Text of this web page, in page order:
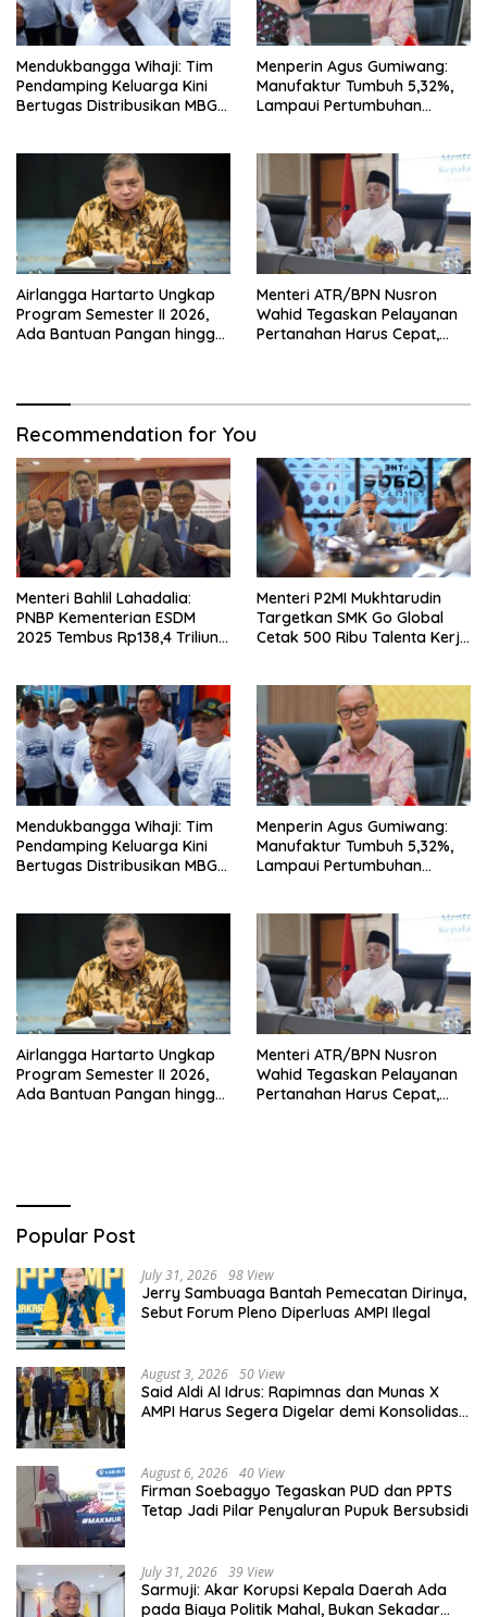
Mendukbangga Wihaji: Tim
Pendamping Keluarga Kini
Bertugas Distribusikan MBG
Menperin Agus Gumiwang:
Manufaktur Tumbuh 5,32%,
Lampaui Pertumbuhan
Airlangga Hartarto Ungkap
Program Semester II 2026,
Ada Bantuan Pangan hingga
Menteri ATR/BPN Nusron
Wahid Tegaskan Pelayanan
Pertanahan Harus Cepat,
Recommendation for You
Menteri Bahlil Lahadalia:
PNBP Kementerian ESDM
2025 Tembus Rp138,4 Triliun,
Menteri P2MI Mukhtarudin
Targetkan SMK Go Global
Cetak 500 Ribu Talenta Kerja
Mendukbangga Wihaji: Tim
Pendamping Keluarga Kini
Bertugas Distribusikan MBG
Menperin Agus Gumiwang:
Manufaktur Tumbuh 5,32%,
Lampaui Pertumbuhan
Airlangga Hartarto Ungkap
Program Semester II 2026,
Ada Bantuan Pangan hingga
Menteri ATR/BPN Nusron
Wahid Tegaskan Pelayanan
Pertanahan Harus Cepat,
Popular Post
July 31, 2026 98 View
Jerry Sambuaga Bantah Pemecatan Dirinya,
Sebut Forum Pleno Diperluas AMPI Ilegal
August 3, 2026 50 View
Said Aldi Al Idrus: Rapimnas dan Munas X
AMPI Harus Segera Digelar demi Konsolidasi
August 6, 2026 40 View
Firman Soebagyo Tegaskan PUD dan PPTS
Tetap Jadi Pilar Penyaluran Pupuk Bersubsidi
July 31, 2026 39 View
Sarmuji: Akar Korupsi Kepala Daerah Ada
pada Biaya Politik Mahal, Bukan Sekadar